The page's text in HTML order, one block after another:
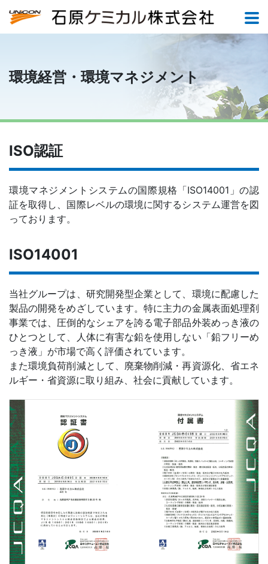
環境経営・環境マネジメント
ISO認証
環境マネジメントシステムの国際規格「ISO14001」の認
証を取得し、国際レベルの環境に関するシステム運営を図
っております。
ISO14001
当社グループは、研究開発型企業として、環境に配慮した
製品の開発をめざしています。特に主力の金属表面処理剤
事業では、圧倒的なシェアを誇る電子部品外装めっき液の
ひとつとして、人体に有害な鉛を使用しない「鉛フリーめ
っき液」が市場で高く評価されています。
また環境負荷削減として、廃棄物削減・再資源化、省エネ
ルギー・省資源に取り組み、社会に貢献しています。